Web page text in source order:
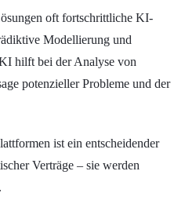
oft fortschrittliche KI-
Modellierung und
hilft bei der Analyse von
potenzieller Probleme und der
ist ein entscheidender
Verträge – sie werden